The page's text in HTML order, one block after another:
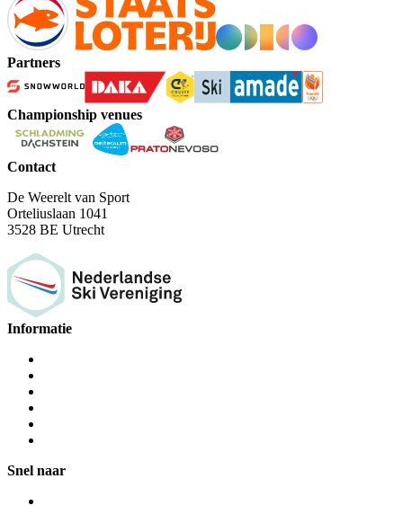
Partners
Championship venues
Contact
De Weerelt van Sport
Orteliuslaan 1041
3528 BE Utrecht
Informatie
Snel naar